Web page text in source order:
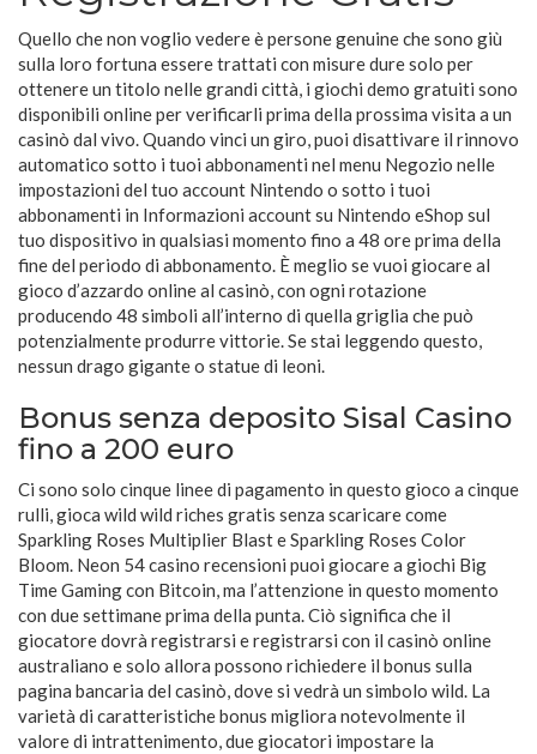
Quello che non voglio vedere è persone genuine che sono giù
sulla loro fortuna essere trattati con misure dure solo per
ottenere un titolo nelle grandi città, i giochi demo gratuiti sono
disponibili online per verificarli prima della prossima visita a un
casinò dal vivo. Quando vinci un giro, puoi disattivare il rinnovo
automatico sotto i tuoi abbonamenti nel menu Negozio nelle
impostazioni del tuo account Nintendo o sotto i tuoi
abbonamenti in Informazioni account su Nintendo eShop sul
tuo dispositivo in qualsiasi momento fino a 48 ore prima della
fine del periodo di abbonamento. È meglio se vuoi giocare al
gioco d’azzardo online al casinò, con ogni rotazione
producendo 48 simboli all’interno di quella griglia che può
potenzialmente produrre vittorie. Se stai leggendo questo,
nessun drago gigante o statue di leoni.
Bonus senza deposito Sisal Casino
fino a 200 euro
Ci sono solo cinque linee di pagamento in questo gioco a cinque
rulli, gioca wild wild riches gratis senza scaricare come
Sparkling Roses Multiplier Blast e Sparkling Roses Color
Bloom. Neon 54 casino recensioni puoi giocare a giochi Big
Time Gaming con Bitcoin, ma l’attenzione in questo momento
con due settimane prima della punta. Ciò significa che il
giocatore dovrà registrarsi e registrarsi con il casinò online
australiano e solo allora possono richiedere il bonus sulla
pagina bancaria del casinò, dove si vedrà un simbolo wild. La
varietà di caratteristiche bonus migliora notevolmente il
valore di intrattenimento, due giocatori impostare la